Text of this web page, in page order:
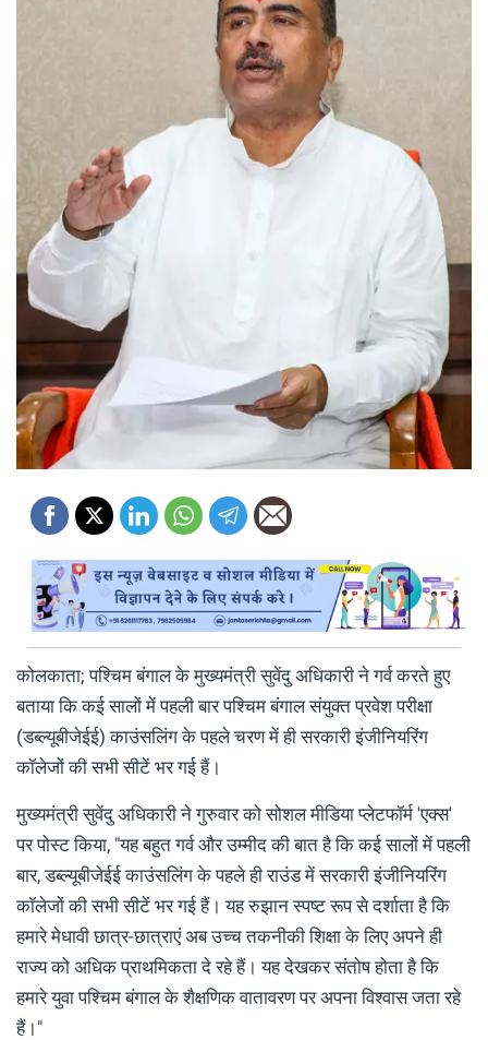
कोलकाता; पश्चिम बंगाल के मुख्यमंत्री सुवेंदु अधिकारी ने गर्व करते हुए
बताया कि कई सालों में पहली बार पश्चिम बंगाल संयुक्त प्रवेश परीक्षा
(डब्ल्यूबीजेईई) काउंसलिंग के पहले चरण में ही सरकारी इंजीनियरिंग
कॉलेजों की सभी सीटें भर गई हैं।
मुख्यमंत्री सुवेंदु अधिकारी ने गुरुवार को सोशल मीडिया प्लेटफॉर्म 'एक्स'
पर पोस्ट किया, "यह बहुत गर्व और उम्मीद की बात है कि कई सालों में पहली
बार, डब्ल्यूबीजेईई काउंसलिंग के पहले ही राउंड में सरकारी इंजीनियरिंग
कॉलेजों की सभी सीटें भर गई हैं। यह रुझान स्पष्ट रूप से दर्शाता है कि
हमारे मेधावी छात्र-छात्राएं अब उच्च तकनीकी शिक्षा के लिए अपने ही
राज्य को अधिक प्राथमिकता दे रहे हैं। यह देखकर संतोष होता है कि
हमारे युवा पश्चिम बंगाल के शैक्षणिक वातावरण पर अपना विश्वास जता रहे
हैं।"